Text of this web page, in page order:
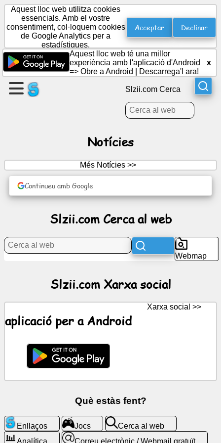
una
pàgina
Crear
Agenda
Entreteniment
Notícies
Jocs
al
web
Aquest lloc web utilitza cookies
essencials. Amb el vostre
consentiment, col·loquem cookies
de Google Analytics per a
estadístiques.
Acceptar Declinar
Aquest lloc web té una millor
experiència amb l'aplicació d'Android
=> Obre a Android Descarrega'l ara!
x
Slzii.com Cerca
Notícies
Més Notícies >>
Continueu amb Google
Slzii.com Cerca al web
Webmap
Slzii.com Xarxa social
aplicació per a Android
Xarxa social >>
Què estàs fent?
Enllaços Jocs
Cerca al web
Analítica
Correu electrònic / Webmail gratuït